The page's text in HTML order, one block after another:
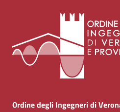
Ordine degli Ingegneri di